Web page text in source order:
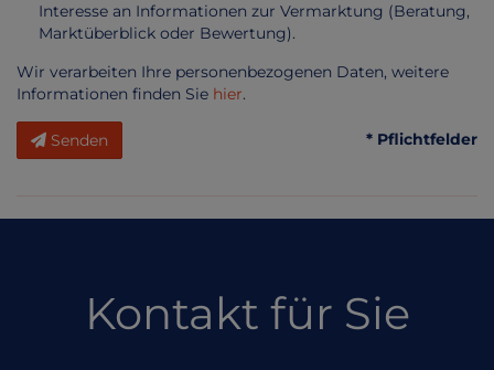
Interesse an Informationen zur Vermarktung (Beratung,
Marktüberblick oder Bewertung).
Wir verarbeiten Ihre personenbezogenen Daten, weitere
Informationen finden Sie hier.
Senden * Pflichtfelder
Kontakt für Sie